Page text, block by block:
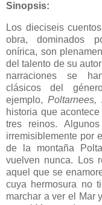
Sinopsis:
Los dieciseis
obra, dominados
onírica, son
del talento de su
narraciones se
clásicos del
ejemplo,
historia que
tres reinos.
irremisiblemente por
de la montaña
vuelven nunca. Los
aquel que se
cuya hermosura no
marchar a ver el Mar